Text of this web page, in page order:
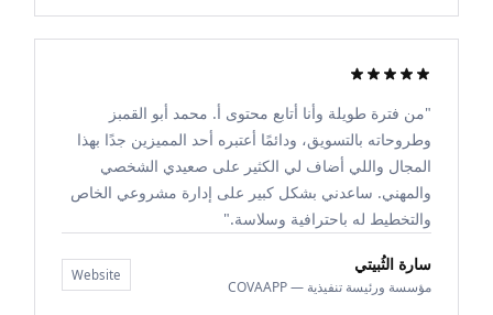
"من فترة طويلة وأنا أتابع محتوى أ. محمد أبو القمبز
وطروحاته بالتسويق، ودائمًا أعتبره أحد المميزين جدًا بهذا
المجال واللي أضاف لي الكثير على صعيدي الشخصي
والمهني. ساعدني بشكل كبير على إدارة مشروعي الخاص
والتخطيط له باحترافية وسلاسة."
سارة الثُبيتي
مؤسسة ورئيسة تنفيذية — COVAAPP
Website